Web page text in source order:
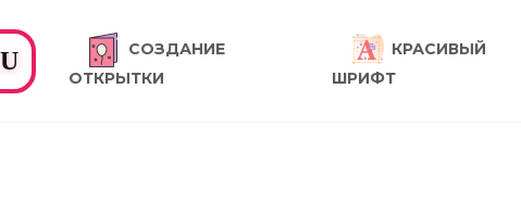
СОЗДАНИЕ
ОТКРЫТКИ
КРАСИВЫЙ
ШРИФТ